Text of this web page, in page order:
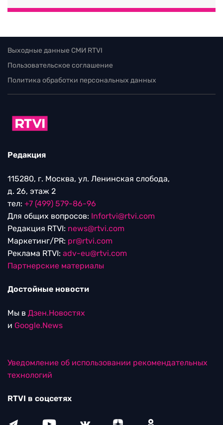
Выходные данные СМИ RTVI
Пользовательское соглашение
Политика обработки персональных данных
Редакция
115280, г. Москва, ул. Ленинская слобода,
д. 26, этаж 2
тел: +7 (499) 579-86-96
Для общих вопросов: Infortvi@rtvi.com
Редакция RTVI: news@rtvi.com
Маркетинг/PR: pr@rtvi.com
Реклама RTVI: adv-eu@rtvi.com
Партнерские материалы
Достойные новости
Мы в Дзен.Новостях
и Google.News
Уведомление об использовании рекомендательных
технологий
RTVI в соцсетях